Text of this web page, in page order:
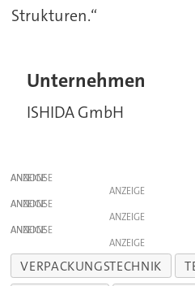
Strukturen.“
Unternehmen
ISHIDA GmbH
ANZEIGE
ANZEIGE
ANZEIGE
ANZEIGE
ANZEIGE
ANZEIGE
VERPACKUNGSTECHNIK